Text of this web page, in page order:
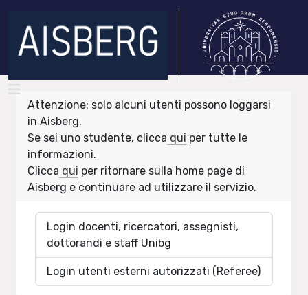
Attenzione: solo alcuni utenti possono loggarsi
in Aisberg.
Se sei uno studente, clicca qui per tutte le
informazioni.
Clicca qui per ritornare sulla home page di
Aisberg e continuare ad utilizzare il servizio.
Login docenti, ricercatori, assegnisti,
dottorandi e staff Unibg
Login utenti esterni autorizzati (Referee)